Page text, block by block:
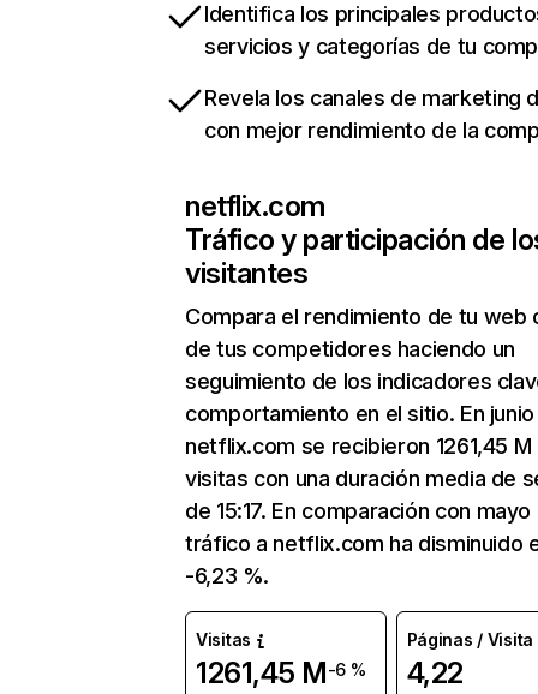
Identifica los principales
servicios y categorías de tu
Revela los canales de marketing
con mejor rendimiento de la
netflix.com
Tráfico y participación de
visitantes
Compara el rendimiento de tu web
de tus competidores haciendo un
seguimiento de los indicadores
comportamiento en el sitio. En junio
netflix.com se recibieron 1261,45 M
visitas con una duración media de
de 15:17. En comparación con mayo
tráfico a netflix.com ha disminuido
-6,23 %.
Visitas
1261,45 M-6 %
Páginas / Visita
4,22